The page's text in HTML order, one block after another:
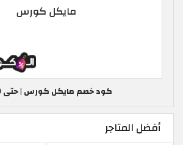
كود خصم مايكل كورس | حتى 50%
أفضل المتاجر